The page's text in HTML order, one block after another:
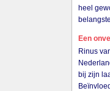
heel
Een
Rinus
bij zijn